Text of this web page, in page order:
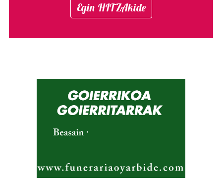
Egin HITZAkide